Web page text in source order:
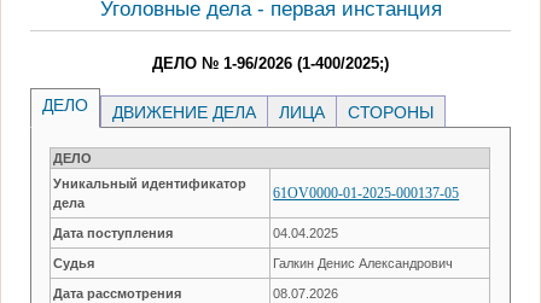
Уголовные дела - первая инстанция
ДЕЛО № 1-96/2026 (1-400/2025;)
ДЕЛО ДВИЖЕНИЕ ДЕЛА ЛИЦА СТОРОНЫ
ДЕЛО
Уникальный идентификатор
дела
61OV0000-01-2025-000137-05
Дата поступления 04.04.2025
Судья Галкин Денис Александрович
Дата рассмотрения 08.07.2026